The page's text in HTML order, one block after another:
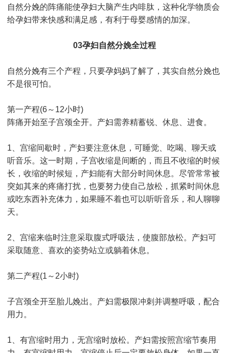
自然分娩的阵痛能使孕妇大脑产生内啡肽，这种化学物质会
给孕妇带来快感和满足感，有利于母婴感情的加深。
03孕妇自然分娩全过程
自然分娩有三个产程，只要孕妈妈了解了，其实自然分娩也
不是很可怕。
第一产程(6～12小时)
阵痛开始至子宫颈全开。产妇需养精蓄锐、休息、进食。
1、宫缩间歇时，产妇要注意休息，可睡觉、吃喝、聊天或
听音乐。这一时期，子宫收缩是间断的，而且不收缩的时候
长，收缩的时候短，产妇能有大部分时间休息。尽管常常被
突如其来的疼痛打扰，也要努力使自己放松，抓紧时间休息
或吃东西补充体力，如果睡不着也可以听听音乐，和人聊聊
天。
2、宫缩来临时注意采取腹式呼吸法，使腹部放松。产妇可
采取随意、喜欢的姿势站立或躺着休息。
第二产程(1～2小时)
子宫颈全开至胎儿娩出。产妇需极限冲刺并调整呼吸，配合
用力。
1、有宫缩时用力，无宫缩时放松。产妇需按照宫缩节奏用